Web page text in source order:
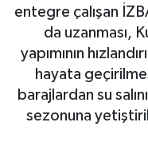
entegre çalışan
da uzanması,
yapımının
hayata
barajlardan su
sezonuna
Tüm Manşetler
Son Dakika
Haber Arşivi